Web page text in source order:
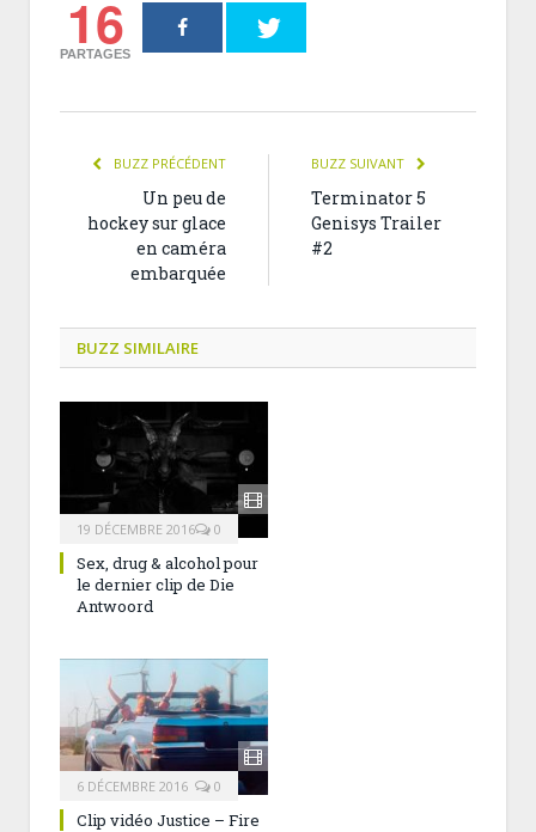
16
PARTAGES
BUZZ PRÉCÉDENT
Un peu de
hockey sur glace
en caméra
embarquée
BUZZ SUIVANT
Terminator 5
Genisys Trailer
#2
BUZZ SIMILAIRE
19 DÉCEMBRE 2016 0
Sex, drug & alcohol pour
le dernier clip de Die
Antwoord
6 DÉCEMBRE 2016 0
Clip vidéo Justice – Fire